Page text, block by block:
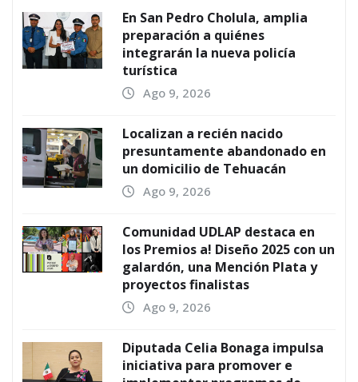
En San Pedro Cholula, amplia
preparación a quiénes
integrarán la nueva policía
turística
Ago 9, 2026
Localizan a recién nacido
presuntamente abandonado en
un domicilio de Tehuacán
Ago 9, 2026
Comunidad UDLAP destaca en
los Premios a! Diseño 2025 con un
galardón, una Mención Plata y
proyectos finalistas
Ago 9, 2026
Diputada Celia Bonaga impulsa
iniciativa para promover e